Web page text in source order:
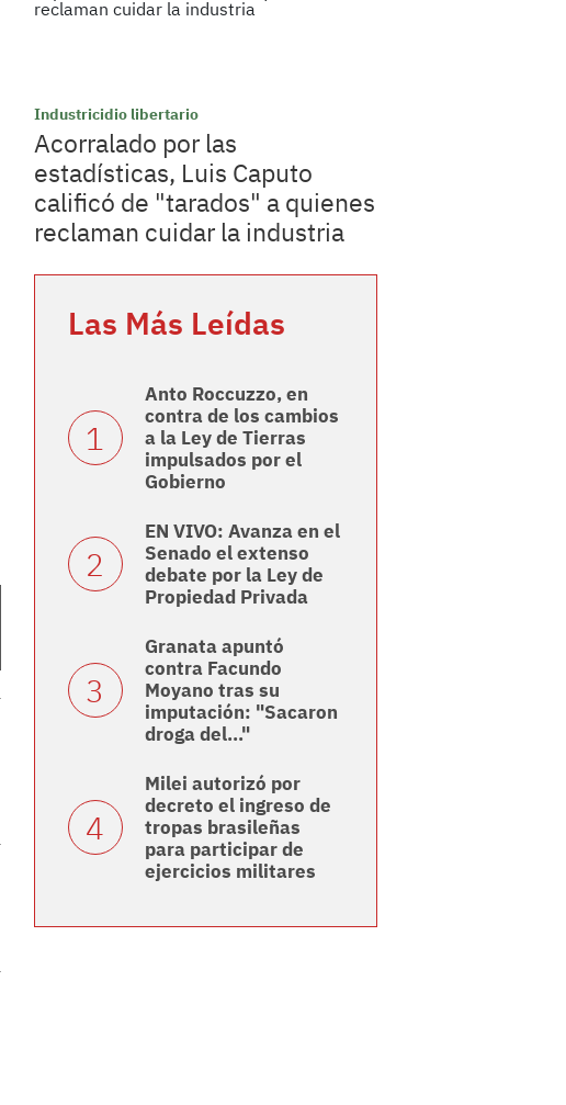
Industricidio libertario
Acorralado por las
estadísticas, Luis Caputo
calificó de "tarados" a quienes
reclaman cuidar la industria
Las Más Leídas
Anto Roccuzzo, en
contra de los cambios
a la Ley de Tierras
impulsados por el
Gobierno
EN VIVO: Avanza en el
Senado el extenso
debate por la Ley de
Propiedad Privada
Granata apuntó
contra Facundo
Moyano tras su
imputación: "Sacaron
droga del..."
Milei autorizó por
decreto el ingreso de
tropas brasileñas
para participar de
ejercicios militares